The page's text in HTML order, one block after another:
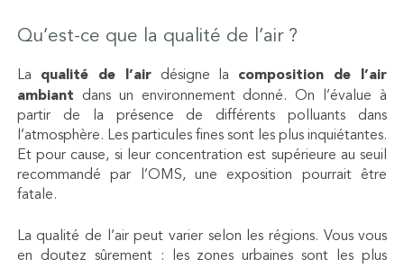
Qu’est-ce que la qualité de l’air ?
La qualité de l’airdésigne la composition de l’air
ambiant dans un environnement donné. On l’évalue à
partir de la présence de différents polluants dans
l’atmosphère. Les particules fines sont les plus inquiétantes.
Et pour cause, si leur concentration est supérieure au seuil
recommandé par l’OMS, une exposition pourrait être
fatale.
La qualité de l’air peut varier selon les régions. Vous vous
en doutez sûrement : les zones urbaines sont les plus